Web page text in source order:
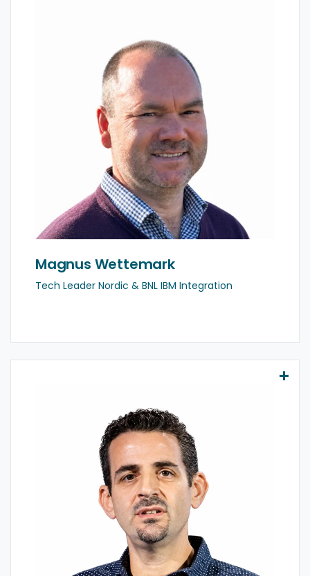
Magnus Wettemark
Tech Leader Nordic & BNL IBM Integration
har gjennom hele sin karriere jobbet
med å hjelpe virksomheter med å automatisere
og integrere sine IT-landskap. Han støtter kunder
i å forstå og bygge arkitektur som legger til rette
for innovasjon og modernisering.
Eli is a cybersecurity principal solutions engineer
with 18+ years of experience protecting what
matters most. From network and application
defense to agentic web, mobile, and API security,
Eli has built and optimized security postures for
early-stage startups and global corporations
Known for his cross-vertical versatility, he
helps organizations in finance, retail, healthcare,
gaming and entertainment stay visible and
secure. Eli pairs an analytical foundation (BSc in
Computer Science & CISSP) with executive
business vision (MBA). Off the clock, he applies